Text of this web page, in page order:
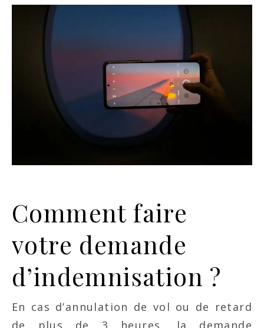
Comment faire
votre demande
d’indemnisation ?
En cas d’annulation de vol ou de retard
de plus de 3 heures, la demande